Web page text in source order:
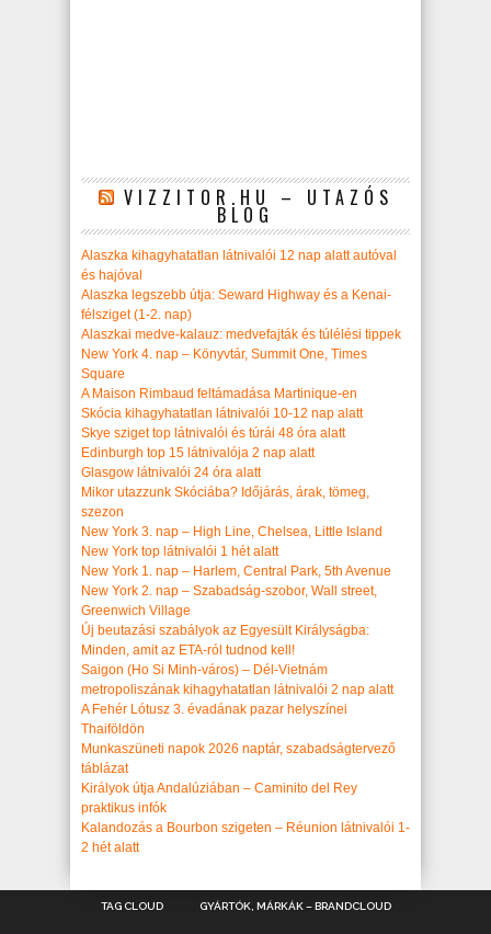
VIZZITOR.HU – UTAZÓS
BLOG
Alaszka kihagyhatatlan látnivalói 12 nap alatt autóval
és hajóval
Alaszka legszebb útja: Seward Highway és a Kenai-
félsziget (1-2. nap)
Alaszkai medve-kalauz: medvefajták és túlélési tippek
New York 4. nap – Könyvtár, Summit One, Times
Square
A Maison Rimbaud feltámadása Martinique-en
Skócia kihagyhatatlan látnivalói 10-12 nap alatt
Skye sziget top látnivalói és túrái 48 óra alatt
Edinburgh top 15 látnivalója 2 nap alatt
Glasgow látnivalói 24 óra alatt
Mikor utazzunk Skóciába? Időjárás, árak, tömeg,
szezon
New York 3. nap – High Line, Chelsea, Little Island
New York top látnivalói 1 hét alatt
New York 1. nap – Harlem, Central Park, 5th Avenue
New York 2. nap – Szabadság-szobor, Wall street,
Greenwich Village
Új beutazási szabályok az Egyesült Királyságba:
Minden, amit az ETA-ról tudnod kell!
Saigon (Ho Si Minh-város) – Dél-Vietnám
metropoliszának kihagyhatatlan látnivalói 2 nap alatt
A Fehér Lótusz 3. évadának pazar helyszínei
Thaiföldön
Munkaszüneti napok 2026 naptár, szabadságtervező
táblázat
Királyok útja Andalúziában – Caminito del Rey
praktikus infók
Kalandozás a Bourbon szigeten – Réunion látnivalói 1-
2 hét alatt
TAG CLOUD GYÁRTÓK, MÁRKÁK – BRANDCLOUD